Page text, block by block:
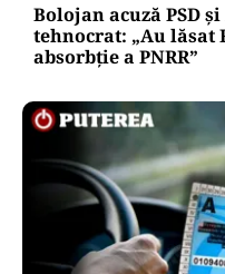
Bolojan acuză PSD
tehnocrat: „Au lăsat
absorbţie a PNRR”